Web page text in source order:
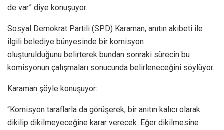
de var” diye konuşuyor.
Sosyal Demokrat Partili (SPD) Karaman, anıtın akıbeti ile
ilgili belediye bünyesinde bir komisyon
oluşturulduğunu belirterek bundan sonraki sürecin bu
komisyonun çalışmaları sonucunda belirleneceğini söylüyor.
Karaman şöyle konuşuyor:
“Komisyon taraflarla da görüşerek, bir anıtın kalıcı olarak
dikilip dikilmeyeceğine karar verecek. Eğer dikilmesine